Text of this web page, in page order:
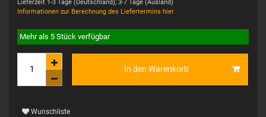
Lieferzeit 1-3 Tage (Deutschland); 3-7 Tage (Ausland)
Informationen zur Berechnung des Liefertermins hier
Mehr als 5 Stück verfügbar
In den Warenkorb
Wunschliste